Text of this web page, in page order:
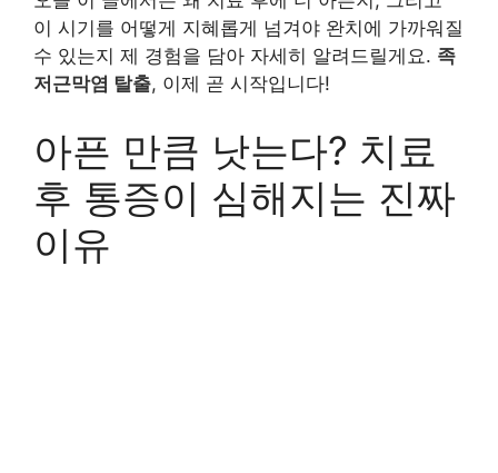
이 시기를 어떻게 지혜롭게 넘겨야 완치에 가까워질
수 있는지 제 경험을 담아 자세히 알려드릴게요. 족
저근막염 탈출, 이제 곧 시작입니다!
아픈 만큼 낫는다? 치료
후 통증이 심해지는 진짜
이유